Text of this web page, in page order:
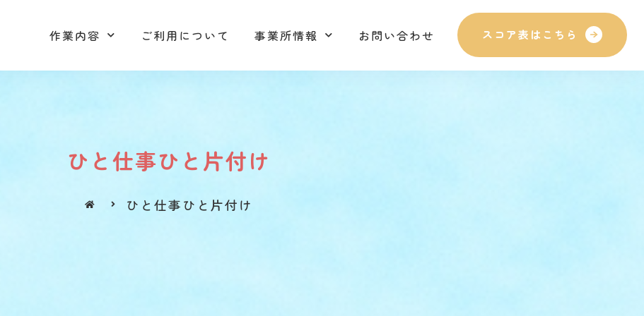
作業内容 ご利用について 事業所情報 お問い合わせ スコア表はこちら
作業内容 ご利用について 事業所情報 お問い合わせ スコア表はこちら
ひと仕事ひと片付け
ひと仕事ひと片付け